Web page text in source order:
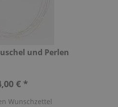
und Perlen
€ *
Wunschzettel